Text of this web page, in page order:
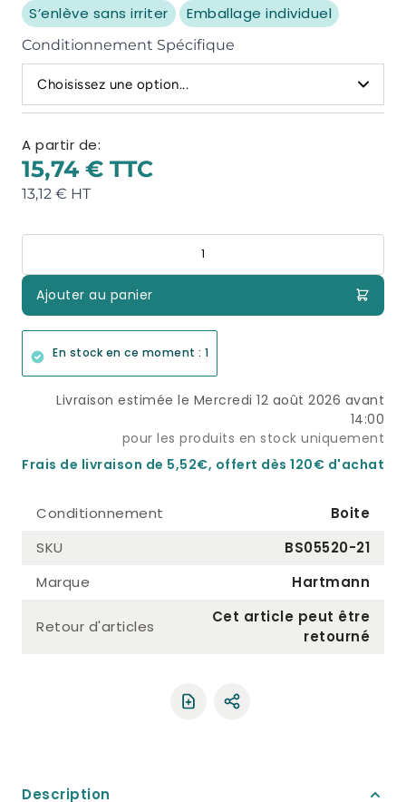
S’enlève sans irriter
Emballage individuel
Conditionnement Spécifique
Choisissez une option...
A partir de:
15,74 €
13,12 €
Ajouter au panier
En stock en ce moment : 1
Livraison estimée le Mercredi 12 août 2026 avant
14:00
pour les produits en stock uniquement
Frais de livraison de 5,52€, offert dès 120€ d'achat
Conditionnement
Boite
SKU
BS05520-21
Marque
Hartmann
Retour d'articles
Cet article peut être
retourné
Partager le produit
Description